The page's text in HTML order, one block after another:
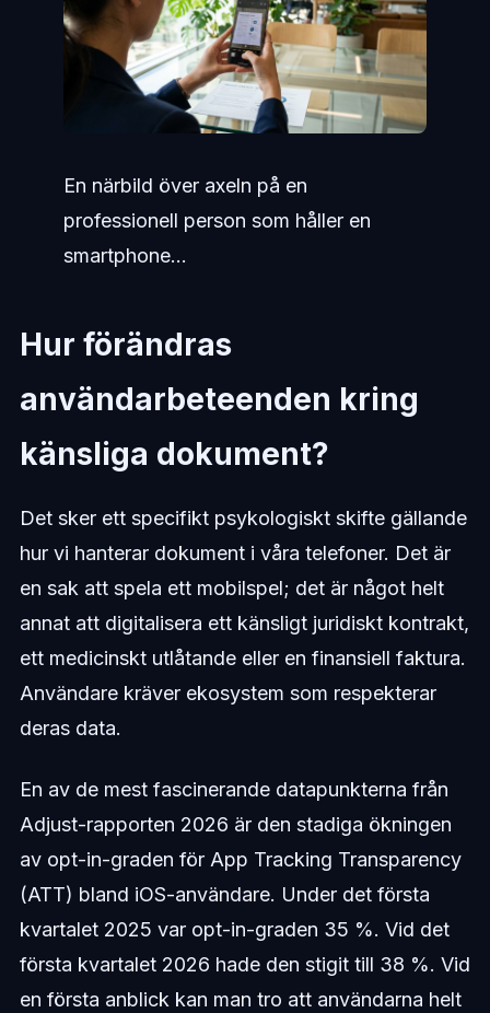
En närbild över axeln på en
professionell person som håller en
smartphone...
Hur förändras
användarbeteenden kring
känsliga dokument?
Det sker ett specifikt psykologiskt skifte gällande
hur vi hanterar dokument i våra telefoner. Det är
en sak att spela ett mobilspel; det är något helt
annat att digitalisera ett känsligt juridiskt kontrakt,
ett medicinskt utlåtande eller en finansiell faktura.
Användare kräver ekosystem som respekterar
deras data.
En av de mest fascinerande datapunkterna från
Adjust-rapporten 2026 är den stadiga ökningen
av opt-in-graden för App Tracking Transparency
(ATT) bland iOS-användare. Under det första
kvartalet 2025 var opt-in-graden 35 %. Vid det
första kvartalet 2026 hade den stigit till 38 %. Vid
en första anblick kan man tro att användarna helt